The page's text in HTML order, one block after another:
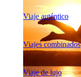
Viaje auténtico
Viajes combinados
Viaje de lujo